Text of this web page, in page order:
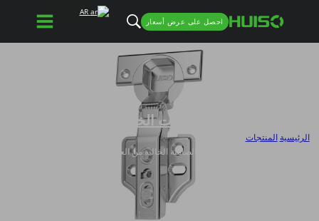
احصل على عرض أسعار
AR
مفصلات الخزانة
الرئيسية المنتجات
مفصلات بالجملة للخزائن العازلة الصامتة الخالية من العازلة Hover-HB5